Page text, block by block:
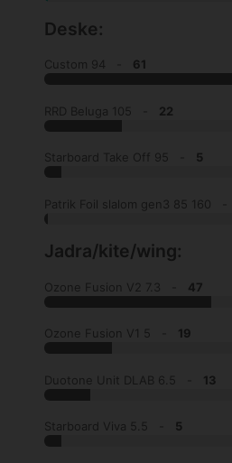
Deske:
Custom 94 - 61
RRD Beluga 105 - 22
Starboard Take Off 95 - 5
Patrik Foil slalom gen3 85 160 -
Jadra/kite/wing:
Ozone Fusion V2 7.3 - 47
Ozone Fusion V1 5 - 19
Duotone Unit DLAB 6.5 - 13
Starboard Viva 5.5 - 5